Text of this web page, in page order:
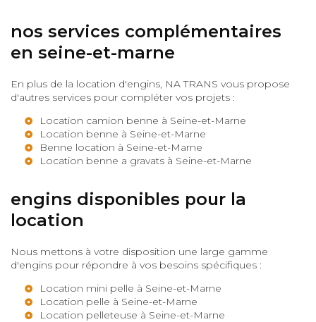
nos services complémentaires
en seine-et-marne
En plus de la location d'engins, NA TRANS vous propose
d'autres services pour compléter vos projets :
Location camion benne à Seine-et-Marne
Location benne à Seine-et-Marne
Benne location à Seine-et-Marne
Location benne a gravats à Seine-et-Marne
engins disponibles pour la
location
Nous mettons à votre disposition une large gamme
d'engins pour répondre à vos besoins spécifiques :
Location mini pelle à Seine-et-Marne
Location pelle à Seine-et-Marne
Location pelleteuse à Seine-et-Marne